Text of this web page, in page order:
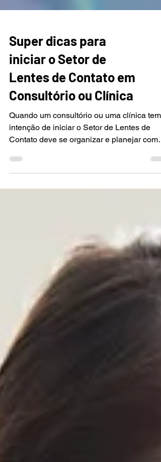
Super dicas para
iniciar o Setor de
Lentes de Contato em
Consultório ou Clínica
Quando um consultório ou uma clínica tem
Contato deve se organizar e planejar com
cuidado todos...